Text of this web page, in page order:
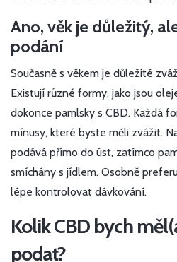
Ano, věk je důležitý,
podání
Současně s věkem je důležité
Existují různé formy, jako jsou
dokonce pamlsky s CBD. Každá
mínusy, které byste měli zvážit.
podává přímo do úst, zatímco
smíchány s jídlem. Osobně
lépe kontrolovat dávkování.
Kolik CBD bych
podat?